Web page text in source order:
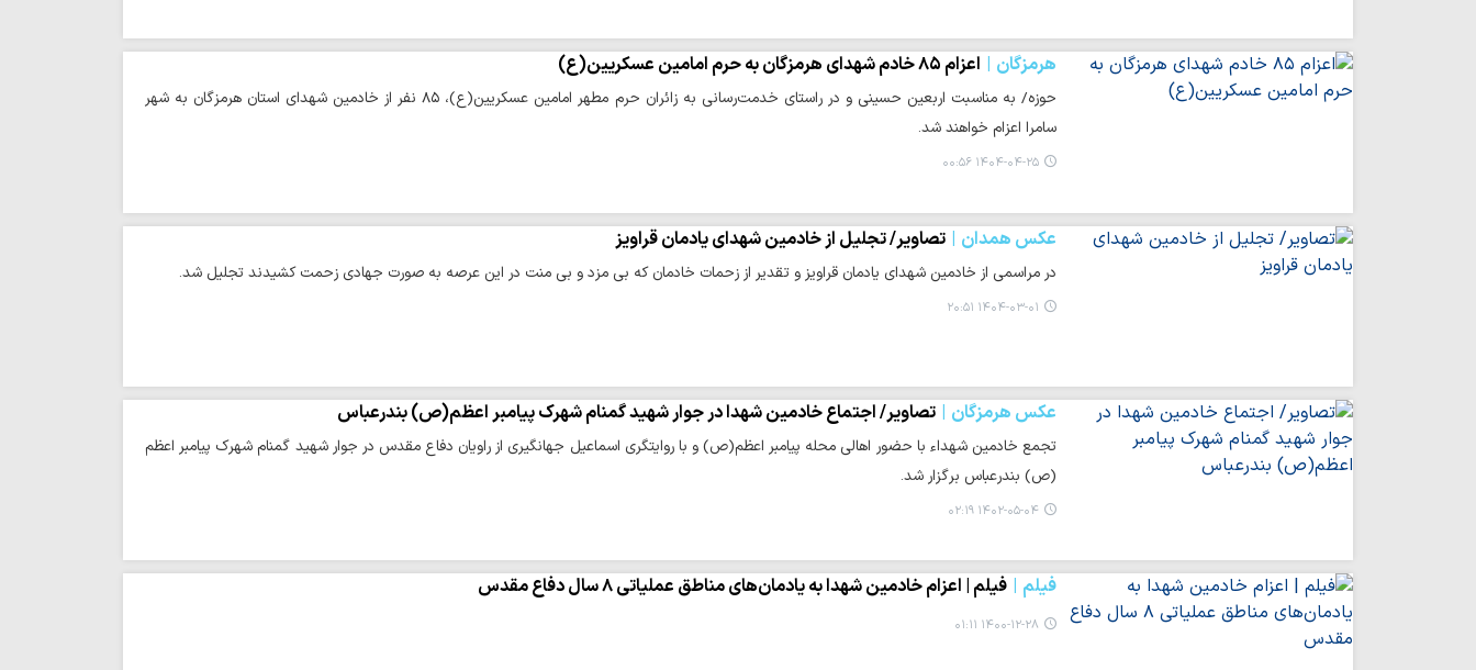
هرمزگان اعزام ۸۵ خادم شهدای هرمزگان به حرم امامین عسکریین(ع)
حوزه/ به مناسبت اربعین حسینی و در راستای خدمت‌رسانی به زائران حرم مطهر امامین عسکریین(ع)، ۸۵ نفر از خادمین شهدای استان هرمزگان به شهر
سامرا اعزام خواهند شد.
۱۴۰۴-۰۴-۲۵ ۰۰:۵۶
عکس همدان تصاویر/ تجلیل از خادمین شهدای یادمان قراویز
در مراسمی از خادمین شهدای یادمان قراویز و تقدیر از زحمات خادمان که بی مزد و بی منت در این عرصه به صورت جهادی زحمت کشیدند تجلیل شد.
۱۴۰۴-۰۳-۰۱ ۲۰:۵۱
عکس هرمزگان تصاویر/ اجتماع خادمین شهدا در جوار شهید گمنام شهرک پیامبر اعظم(ص) بندرعباس
تجمع خادمین شهداء با حضور اهالی محله پیامبر اعظم(ص) و با روایتگری اسماعیل جهانگیری از راویان دفاع مقدس در جوار شهید گمنام شهرک پیامبر اعظم
(ص) بندرعباس برگزار شد.
۱۴۰۲-۰۵-۰۴ ۰۲:۱۹
فیلم فیلم | اعزام خادمین شهدا به یادمان‌های مناطق عملیاتی ۸ سال دفاع مقدس
۱۴۰۰-۱۲-۲۸ ۰۱:۱۱